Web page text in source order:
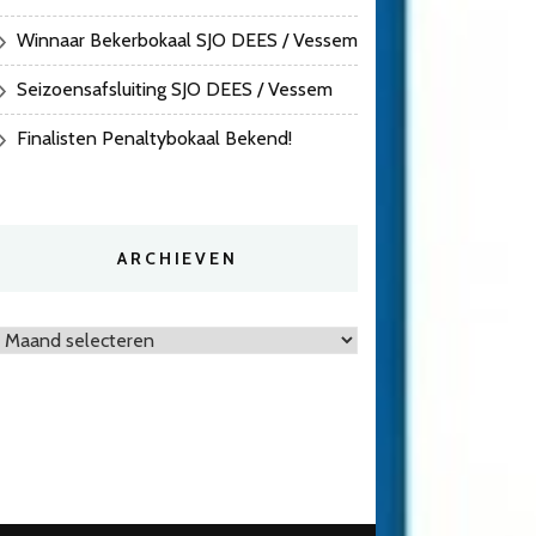
Winnaar Bekerbokaal SJO DEES / Vessem
Seizoensafsluiting SJO DEES / Vessem
Finalisten Penaltybokaal Bekend!
ARCHIEVEN
Archieven